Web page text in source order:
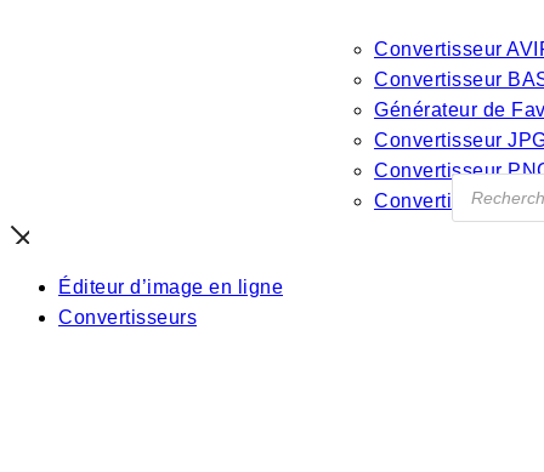
Convertisseur
Convertisseur
Générateur de
Convertisseur
Convertisseur
Convertisseur
de
produits
Éditeur d’image en ligne
Convertisseurs